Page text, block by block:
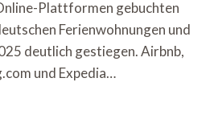
Plattformen gebuchten
Ferienwohnungen und
deutlich gestiegen. Airbnb,
und Expedia…